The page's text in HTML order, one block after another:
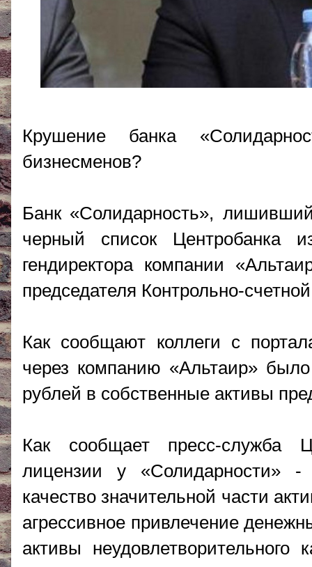
Крушение банка
бизнесменов?
Банк «Солидарность»,
черный список Центробанка
гендиректора компании
председателя Контрольно-
Как сообщают коллеги с
через компанию «Альтаир»
рублей в собственные активы
Как сообщает пресс-служба
лицензии у «Солидарности» -
качество значительной части
агрессивное привлечение
активы